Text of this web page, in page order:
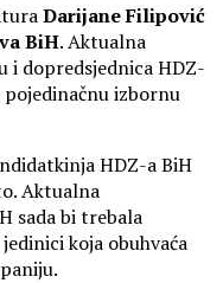
Darijane Filipović
BiH. Aktualna
i dopredsjednica HDZ-
izbornu
HDZ-a BiH
Aktualna
sada bi trebala
koja obuhvaća